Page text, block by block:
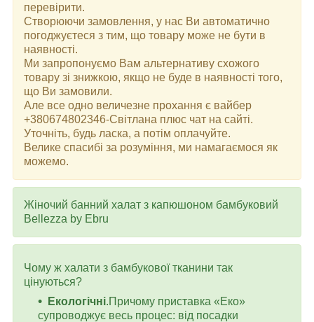
перевірити.
Створюючи замовлення, у нас Ви автоматично
погоджуєтеся з тим, що товару може не бути в
наявності.
Ми запропонуємо Вам альтернативу схожого
товару зі знижкою, якщо не буде в наявності того,
що Ви замовили.
Але все одно величезне прохання є вайбер
+380674802346-Світлана плюс чат на сайті.
Уточніть, будь ласка, а потім оплачуйте.
Велике спасибі за розуміння, ми намагаємося як
можемо.
Жіночий банний халат з капюшоном бамбуковий
Bellezza by Ebru
Чому ж халати з бамбукової тканини так
цінуються?
Екологічні.Причому приставка «Еко»
супроводжує весь процес: від посадки